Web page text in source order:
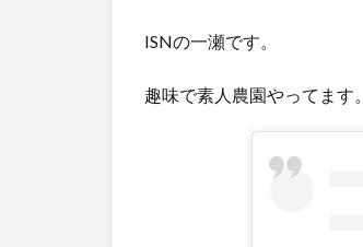
ISNの一瀬です。
趣味で素人農園やってます。